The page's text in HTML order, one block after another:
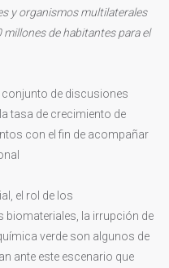
y organismos multilaterales
de habitantes para el
de discusiones
tasa de crecimiento de
con el fin de acompañar
el rol de los
biomateriales, la irrupción de
verde son algunos de
ante este escenario que